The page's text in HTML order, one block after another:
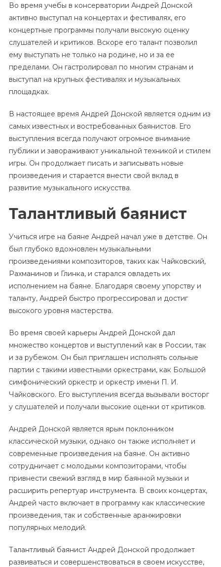
Во время учебы в консерватории Андрей Донской
активно выступал на концертах и фестивалях, его
концертные программы получали высокую оценку
слушателей и критиков. Вскоре его талант позволил
ему выступать не только на родине, но и за ее
пределами. Он гастролировал по многим странам и
выступал на крупных фестивалях и музыкальных
площадках.
В настоящее время Андрей Донской является одним из
самых известных и востребованных баянистов. Его
выступления всегда получают огромное внимание
публики и завораживают уникальной техникой и стилем
игры. Он продолжает писать и записывать новые
произведения и старается внести свой вклад в
развитие музыкального искусства.
Талантливый баянист
Учиться игре на баяне Андрей начал уже в детстве. Он
был глубоко вдохновлен музыкальными
произведениями композиторов, таких как Чайковский,
Рахманинов и Глинка, и старался овладеть их
исполнением на баяне. Благодаря своему упорству и
таланту, Андрей быстро прогрессировал и достиг
высокого уровня мастерства.
Во время своей карьеры Андрей Донской дал
множество концертов и выступлений как в России, так
и за рубежом. Он был приглашен исполнять сольные
партии с такими известными оркестрами, как Большой
симфонический оркестр и оркестр имени П. И.
Чайковского. Его выступления всегда вызывали восторг
у слушателей и получали высокие оценки от критиков.
Андрей Донской является ярым поклонником
классической музыки, однако он также исполняет и
современные произведения на баяне. Он активно
сотрудничает с молодыми композиторами, чтобы
привнести свежий взгляд в мир баянной музыки и
расширить репертуар инструмента. В своих концертах,
Андрей часто включает в программу как классические
произведения, так и собственные аранжировки
популярных мелодий.
Талантливый баянист Андрей Донской продолжает
развиваться и совершенствоваться в своем искусстве,